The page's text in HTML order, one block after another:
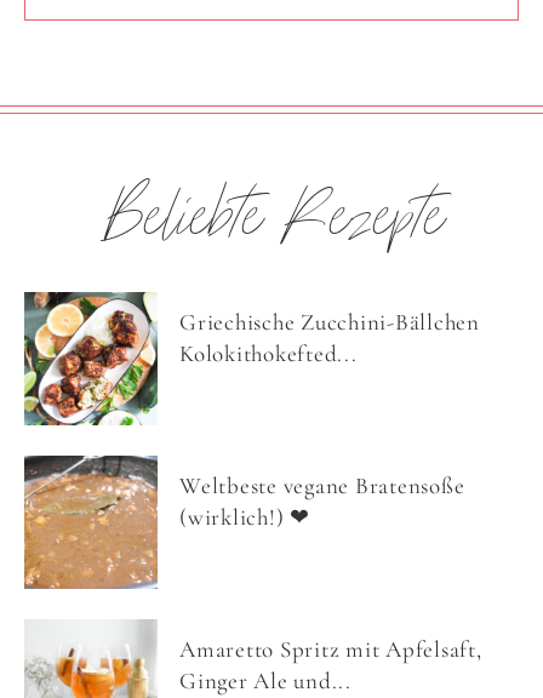
Beliebte Rezepte
Griechische Zucchini-Bällchen
Kolokithokefted...
Weltbeste vegane Bratensoße
(wirklich!) ❤
Amaretto Spritz mit Apfelsaft,
Ginger Ale und...